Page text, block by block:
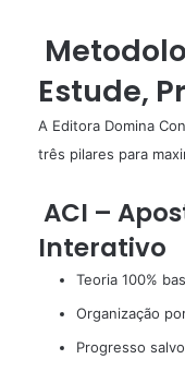
Estude,
A Editora Domina
três pilares para
ACI –
Interativo
Teoria 100%
Organização
Progresso